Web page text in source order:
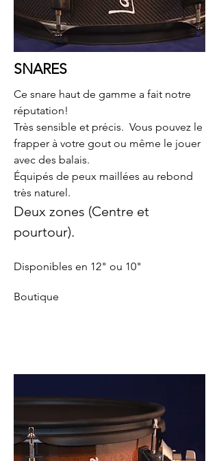
SNARES
Ce snare haut de gamme a fait notre
réputation!
Très sensible et précis. Vous pouvez le
frapper à votre gout ou même le jouer
avec des balais.
Équipés de peux maillées au rebond
très naturel.
Deux zones (Centre et
pourtour).
Disponibles en 12" ou 10"
Boutique